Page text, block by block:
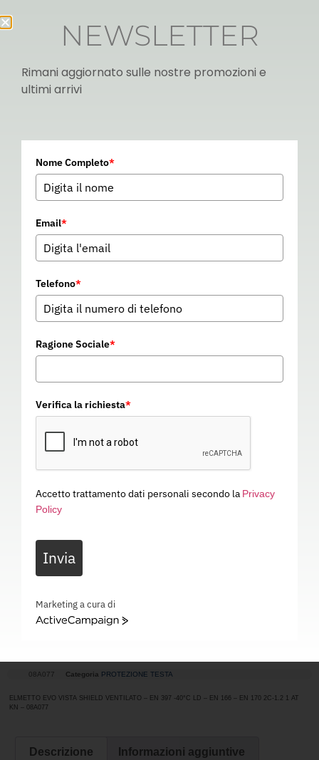
ELMETTO EVO VISTA
08A077 Categoria PROTEZIONE TESTA
ELMETTO EVO VISTA SHIELD VENTILATO – EN 397 -40°C LD – EN 166 – EN 170 2C-1.2 1 AT
KN – 08A077
Descrizione Informazioni aggiuntive
NEWSLETTER
Rimani aggiornato sulle nostre promozioni e
ultimi arrivi
Nome Completo*
Email*
Telefono*
Ragione Sociale*
Verifica la richiesta*
Accetto trattamento dati personali secondo la Privacy
Policy
Invia
Marketing a cura di
ActiveCampaign